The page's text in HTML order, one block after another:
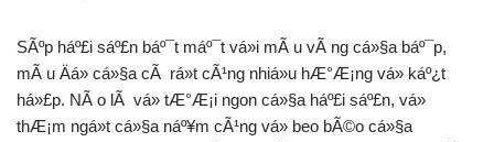
SÃºp háº£i sáº£n báº¯t máº¯t vá»i mÃ u vÃ ng cá»§a báº¯p,
mÃ u Äá» cá»§a cÃ rá»t cÃ¹ng nhiá»u hÆ°Æ¡ng vá» káº¿t
há»£p. NÃ o lÃ vá» tÆ°Æ¡i ngon cá»§a háº£i sáº£n, vá»
thÆ¡m ngá»t cá»§a náº¥m cÃ¹ng vá» beo bÃ©o cá»§a